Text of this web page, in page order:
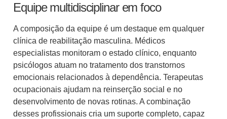
Equipe multidisciplinar em foco
A composição da equipe é um destaque em qualquer
clínica de reabilitação masculina. Médicos
especialistas monitoram o estado clínico, enquanto
psicólogos atuam no tratamento dos transtornos
emocionais relacionados à dependência. Terapeutas
ocupacionais ajudam na reinserção social e no
desenvolvimento de novas rotinas. A combinação
desses profissionais cria um suporte completo, capaz